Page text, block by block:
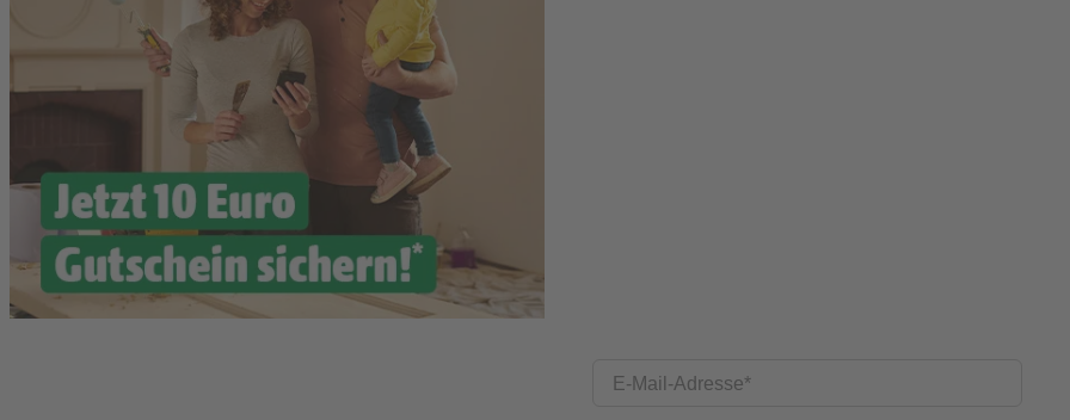
E-Mail-Adresse